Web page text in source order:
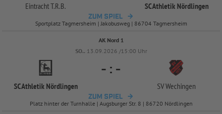
Eintracht T.R.B. SC Athletik Nördlingen
ZUM SPIEL
Sportplatz Tagmersheim | Jakobusweg | 86704 Tagmersheim
AK Nord 1
SO.. 13.09.2026 /15:00 Uhr
SC Athletik Nördlingen
- : -
SV Wechingen
ZUM SPIEL
Platz hinter der Turnhalle | Augsburger Str. 8 | 86720 Nördlingen